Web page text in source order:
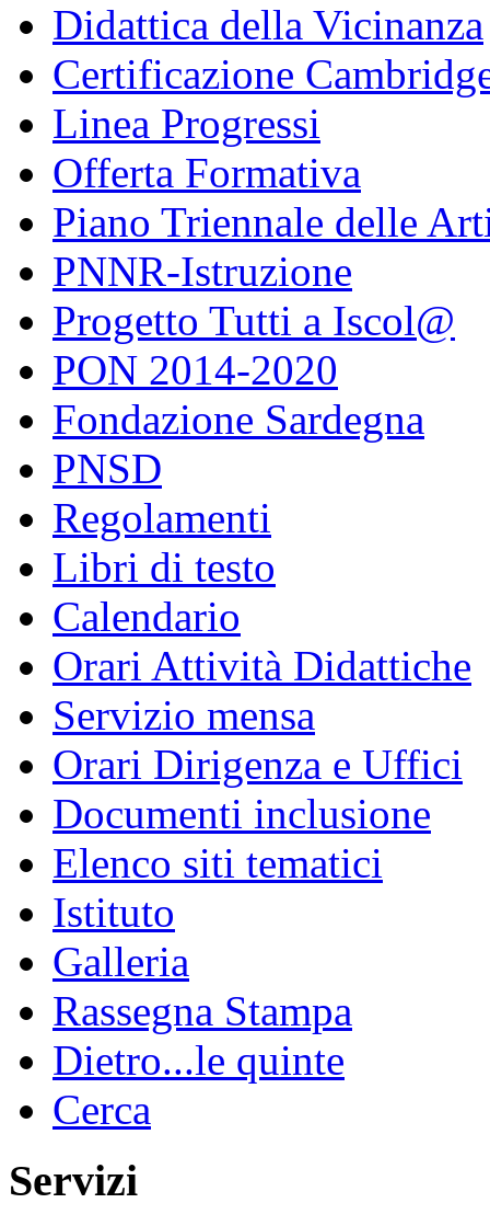
Didattica della Vicinanza
Certificazione
Linea Progressi
Offerta Formativa
Piano Triennale delle
PNNR-Istruzione
Progetto Tutti a Iscol@
PON 2014-2020
Fondazione Sardegna
PNSD
Regolamenti
Libri di testo
Calendario
Orari Attività Didattiche
Servizio mensa
Orari Dirigenza e Uffici
Documenti inclusione
Elenco siti tematici
Istituto
Galleria
Rassegna Stampa
Dietro...le quinte
Cerca
Servizi